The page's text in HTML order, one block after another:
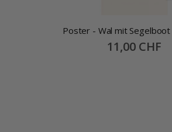
Poster - Wal mit Segelboot
Special
Price
11,00 CHF